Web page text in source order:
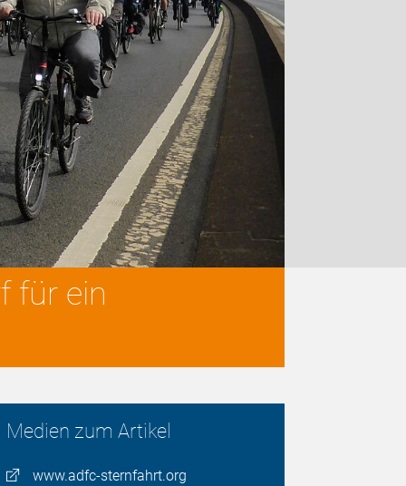
für ein
Medien zum Artikel
www.adfc-sternfahrt.org